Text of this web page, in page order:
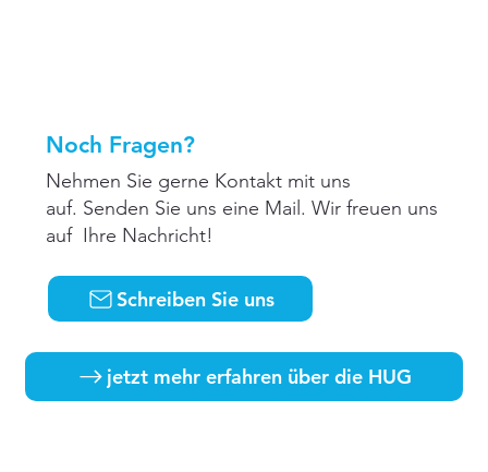
Noch Fragen?
Nehmen Sie gerne Kontakt mit uns
auf. Senden Sie uns eine Mail. Wir freuen uns
auf Ihre Nachricht!
Schreiben Sie uns
jetzt mehr erfahren über die HUG